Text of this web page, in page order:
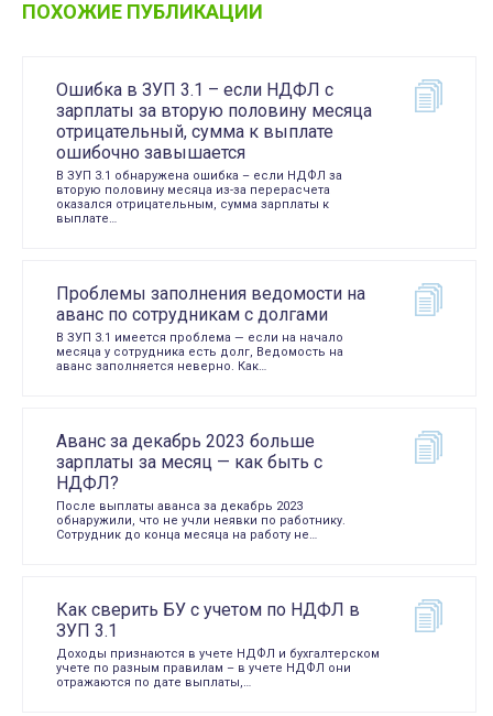
ПОХОЖИЕ ПУБЛИКАЦИИ
Ошибка в ЗУП 3.1 – если НДФЛ с
зарплаты за вторую половину месяца
отрицательный, сумма к выплате
ошибочно завышается
В ЗУП 3.1 обнаружена ошибка – если НДФЛ за
вторую половину месяца из-за перерасчета
оказался отрицательным, сумма зарплаты к
выплате…
Проблемы заполнения ведомости на
аванс по сотрудникам с долгами
В ЗУП 3.1 имеется проблема — если на начало
месяца у сотрудника есть долг, Ведомость на
аванс заполняется неверно. Как…
Аванс за декабрь 2023 больше
зарплаты за месяц — как быть с
НДФЛ?
После выплаты аванса за декабрь 2023
обнаружили, что не учли неявки по работнику.
Сотрудник до конца месяца на работу не…
Как сверить БУ с учетом по НДФЛ в
ЗУП 3.1
Доходы признаются в учете НДФЛ и бухгалтерском
учете по разным правилам – в учете НДФЛ они
отражаются по дате выплаты,…